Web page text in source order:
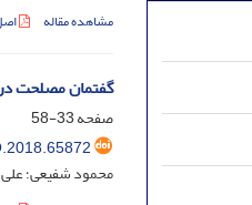
مشاهده مقاله
گفتمان مصلحت
صفحه33-58
محمود شفیعی؛